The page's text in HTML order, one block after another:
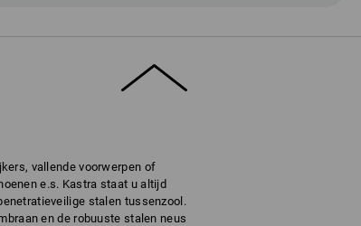
vallende voorwerpen of
e.s. Kastra staat u altijd
stalen tussenzool.
en de robuuste stalen neus